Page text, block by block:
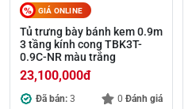
GIÁ ONLINE
Tủ trưng bày bánh kem 0.9m
3 tầng kính cong TBK3T-
0.9C-NR màu trắng
23,100,000đ
Đã bán: 3 0 Đánh giá